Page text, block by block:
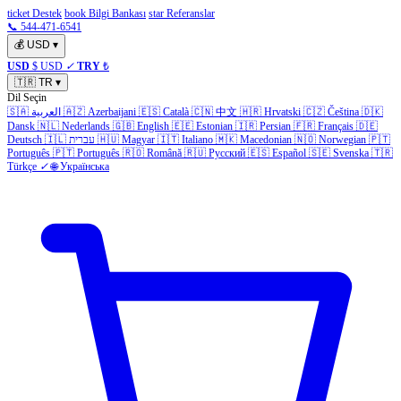
ticket Destek book Bilgi Bankası star Referanslar
📞 544-471-6541
💰 USD ▾
USD $ USD ✓ TRY ₺
🇹🇷 TR ▾
Dil Seçin
🇸🇦 العربية 🇦🇿 Azerbaijani 🇪🇸 Català 🇨🇳 中文 🇭🇷 Hrvatski 🇨🇿 Čeština 🇩🇰
Dansk 🇳🇱 Nederlands 🇬🇧 English 🇪🇪 Estonian 🇮🇷 Persian 🇫🇷 Français 🇩🇪
Deutsch 🇮🇱 עברית 🇭🇺 Magyar 🇮🇹 Italiano 🇲🇰 Macedonian 🇳🇴 Norwegian 🇵🇹
Português 🇵🇹 Português 🇷🇴 Română 🇷🇺 Русский 🇪🇸 Español 🇸🇪 Svenska 🇹🇷
Türkçe ✓ 🌐 Українська